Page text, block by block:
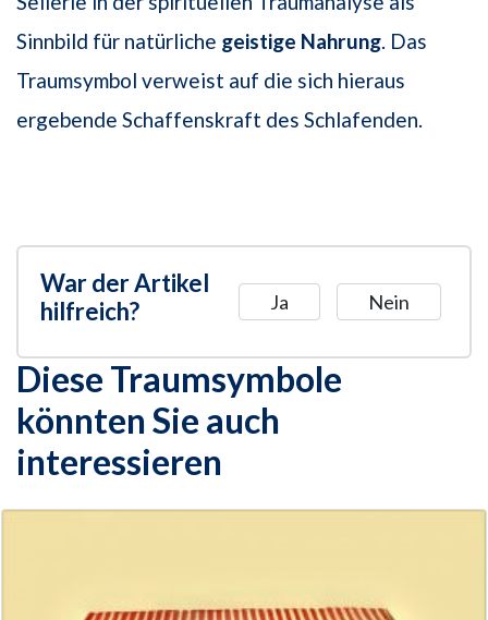
Sinnbild für natürliche geistige Nahrung. Das
Traumsymbol verweist auf die sich hieraus
ergebende Schaffenskraft des Schlafenden.
War der Artikel
hilfreich?
Ja Nein
Diese Traumsymbole
könnten Sie auch
interessieren